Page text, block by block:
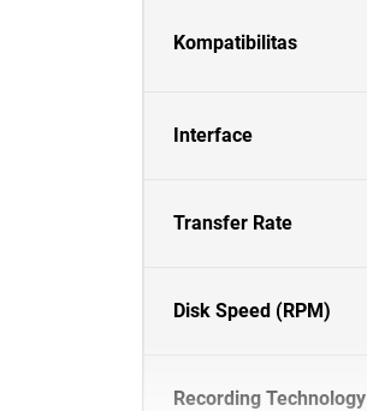
Kompatibilitas
Interface
Transfer Rate
Disk Speed (RPM)
Recording Technology